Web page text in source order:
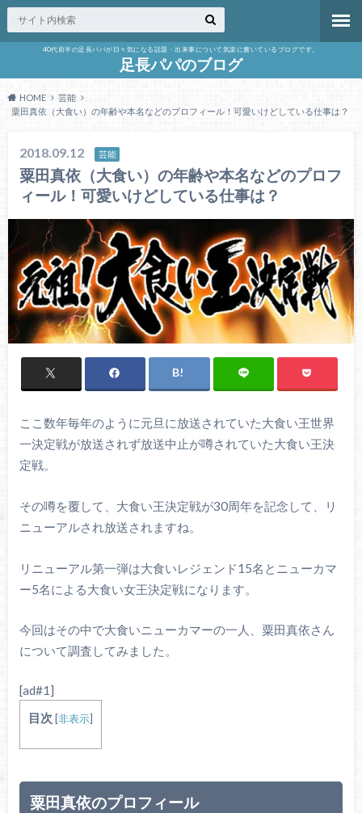
40代前半の足長パパが日々気になる話題・出来事について気楽に書いているブログです。
足長パパのブログ
HOME
芸能
粟田真依（大食い）の年齢や本名などのプロフィール！可愛いけどしている仕事は？
2018.09.12 芸能
粟田真依（大食い）の年齢や本名などのプロフ
ィール！可愛いけどしている仕事は？
ここ数年毎年のように元旦に放送されていた大食い王世界
一決定戦が放送されず放送中止が噂されていた大食い王決
定戦。
その噂を覆して、大食い王決定戦が30周年を記念して、リ
ニューアルされ放送されますね。
リニューアル第一弾は大食いレジェンド15名とニューカマ
ー5名による大食い女王決定戦になります。
今回はその中で大食いニューカマーの一人、粟田真依さん
について調査してみました。
[ad#1]
目次 [非表示]
粟田真依のプロフィール